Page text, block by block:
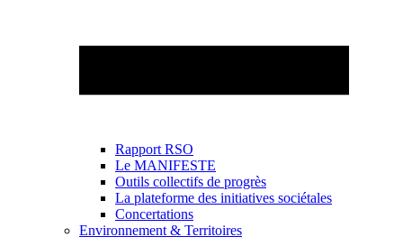
Rapport RSO
Le MANIFESTE
Outils collectifs de progrès
La plateforme des initiatives sociétales
Concertations
Environnement & Territoires